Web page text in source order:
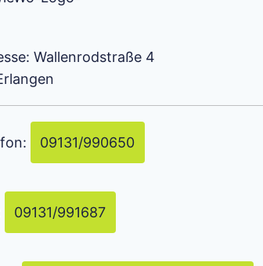
Wallenrodstraße 4
09131/990650
09131/991687